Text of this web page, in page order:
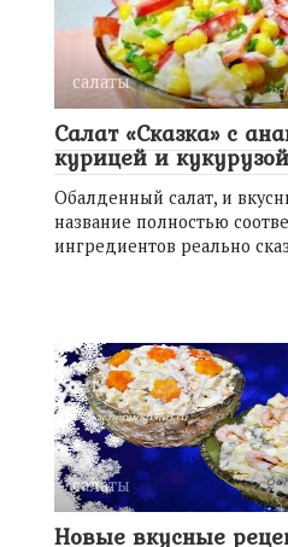
салаты
Салат «Сказка» с
курицей и кукурузой
Обалденный салат, и
название полностью
ингредиентов реально
салаты
Новые вкусные